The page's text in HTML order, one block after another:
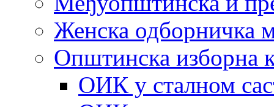
Женска одборничка
Општинска изборна
ОИК у сталном